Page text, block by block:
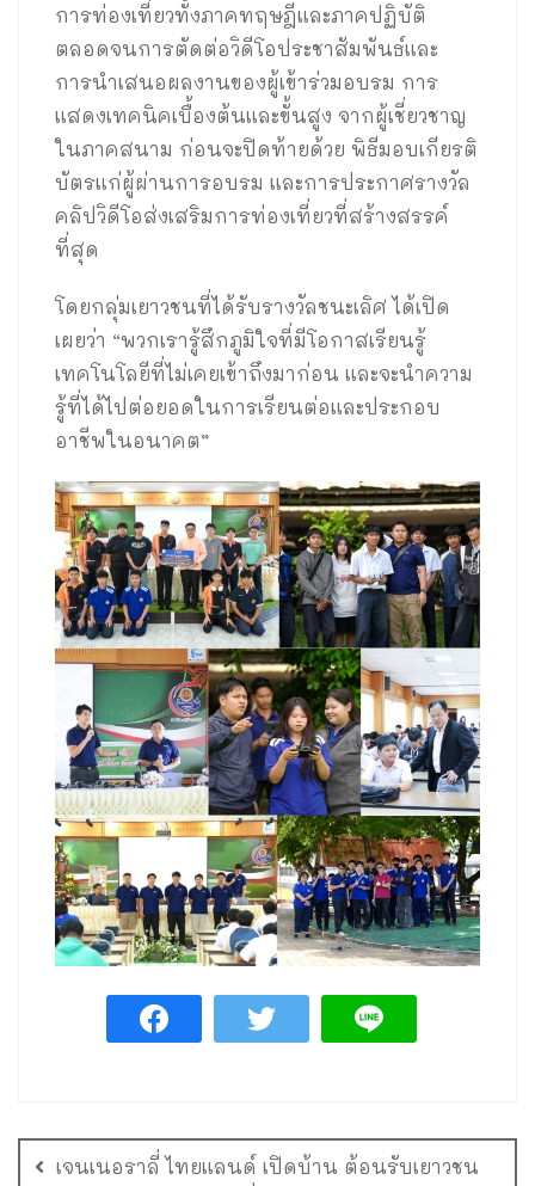
การท่องเที่ยวทั้งภาคทฤษฎีและภาคปฏิบัติ
ตลอดจนการตัดต่อวิดีโอประชาสัมพันธ์และ
การนำเสนอผลงานของผู้เข้าร่วมอบรม การ
แสดงเทคนิคเบื้องต้นและขั้นสูง จากผู้เชี่ยวชาญ
ในภาคสนาม ก่อนจะปิดท้ายด้วย พิธีมอบเกียรติ
บัตรแก่ผู้ผ่านการอบรม และการประกาศรางวัล
คลิปวิดีโอส่งเสริมการท่องเที่ยวที่สร้างสรรค์
ที่สุด
โดยกลุ่มเยาวชนที่ได้รับรางวัลชนะเลิศ ได้เปิด
เผยว่า “พวกเรารู้สึกภูมิใจที่มีโอกาสเรียนรู้
เทคโนโลยีที่ไม่เคยเข้าถึงมาก่อน และจะนำความ
รู้ที่ได้ไปต่อยอดในการเรียนต่อและประกอบ
อาชีพในอนาคต”
เจนเนอราลี่ ไทยแลนด์ เปิดบ้าน ต้อนรับเยาวชน